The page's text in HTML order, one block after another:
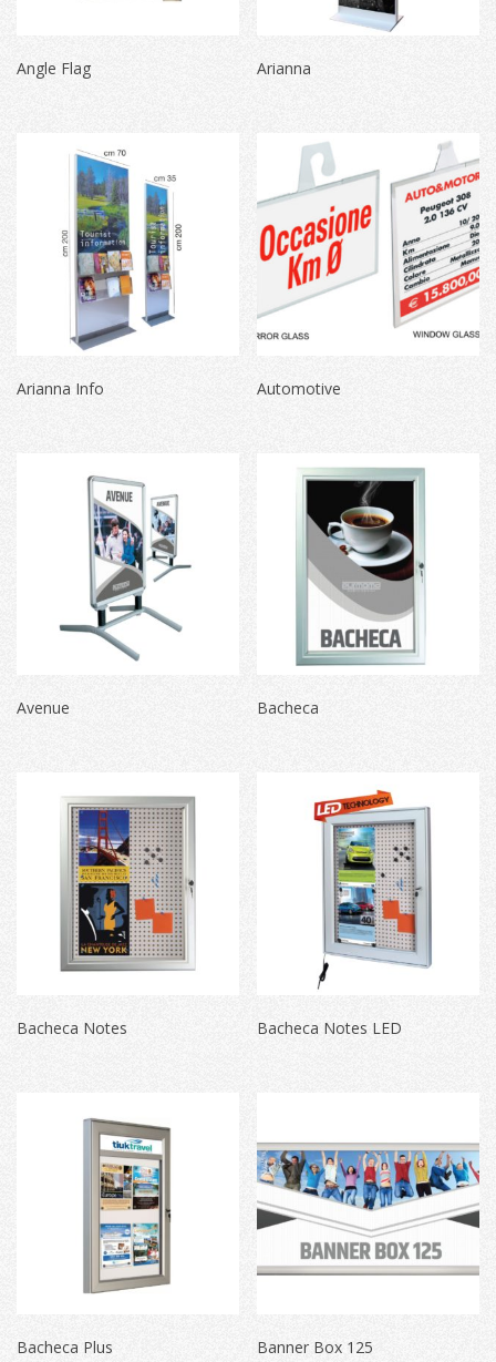
Angle Flag Arianna
Arianna Info Automotive
Avenue Bacheca
Bacheca Notes Bacheca Notes LED
Bacheca Plus Banner Box 125